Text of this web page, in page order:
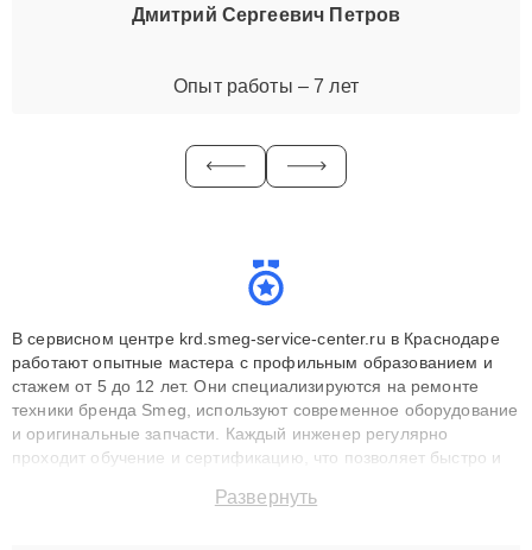
Дмитрий Сергеевич Петров
Опыт работы – 7 лет
В сервисном центре krd.smeg-service-center.ru в Краснодаре
работают опытные мастера с профильным образованием и
стажем от 5 до 12 лет. Они специализируются на ремонте
техники бренда Smeg, используют современное оборудование
и оригинальные запчасти. Каждый инженер регулярно
проходит обучение и сертификацию, что позволяет быстро и
сохранением гарантии до 3 лет. Наши мастера решают
Развернуть